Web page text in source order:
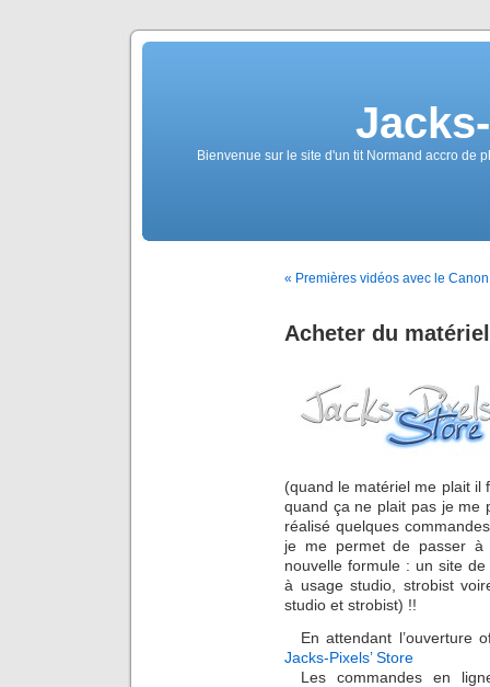
Bienvenue sur le site d'un tit Normand accro de
« Premières vidéos avec le
Acheter du
(quand le matériel me plait il
quand ça ne plait pas je
réalisé quelques
je me permet de passer
nouvelle formule : un site
à usage studio, strobist
studio et strobist) !!
En attendant l’ouverture
Jacks-Pixels’ Store
Les commandes en